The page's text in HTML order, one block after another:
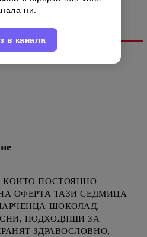
КОИТО ПОСТОЯННО
НА ОФЕРТА ТАЗИ СЕДМИЦА
ШОКОЛАД,
ПОДХОДЯЩИ ЗА
ЗДРАВОСЛОВНО,
ни.
в канала